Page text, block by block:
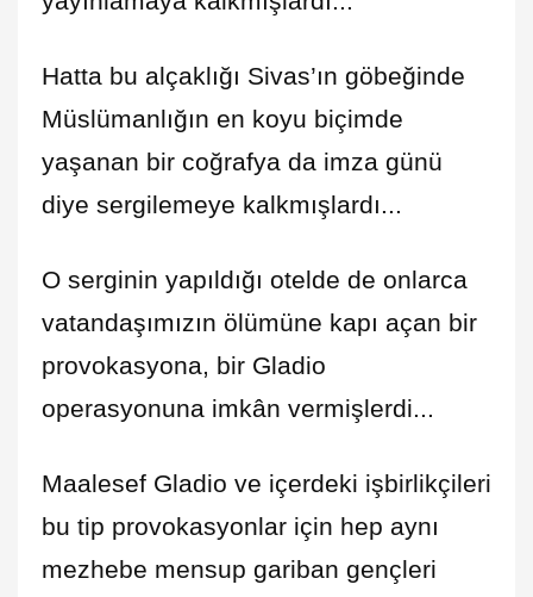
Hatta bu alçaklığı Sivas’ın göbeğinde
Müslümanlığın en koyu biçimde
yaşanan bir coğrafya da imza günü
diye sergilemeye kalkmışlardı...
O serginin yapıldığı otelde de onlarca
vatandaşımızın ölümüne kapı açan bir
provokasyona, bir Gladio
operasyonuna imkân vermişlerdi...
Maalesef Gladio ve içerdeki işbirlikçileri
bu tip provokasyonlar için hep aynı
mezhebe mensup gariban gençleri